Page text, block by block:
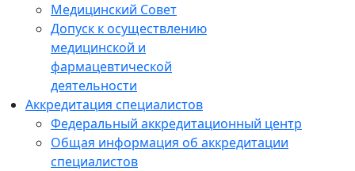
Медицинский Совет
Допуск к осуществлению
медицинской и
фармацевтической
деятельности
Аккредитация специалистов
Федеральный аккредитационный центр
Общая информация об аккредитации
специалистов